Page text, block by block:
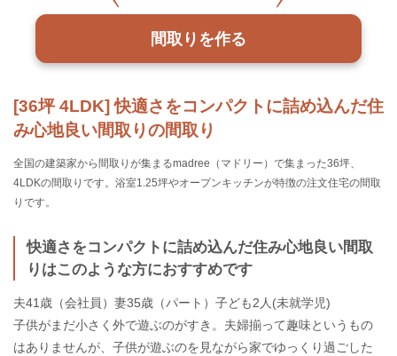
[36坪 4LDK] 快適さをコンパクトに詰め込んだ住
み心地良い間取りの間取り
全国の建築家から間取りが集まるmadree（マドリー）で集まった36坪、
4LDKの間取りです。浴室1.25坪やオープンキッチンが特徴の注文住宅の間取
りです。
快適さをコンパクトに詰め込んだ住み心地良い間取
りはこのような方におすすめです
夫41歳（会社員）妻35歳（パート）子ども2人(未就学児)
子供がまだ小さく外で遊ぶのがすき。夫婦揃って趣味というもの
はありませんが、子供が遊ぶのを見ながら家でゆっくり過ごした
間取りを作る